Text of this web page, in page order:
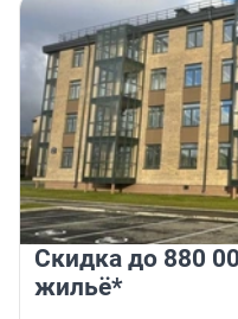
Скидка до 880
жильё*